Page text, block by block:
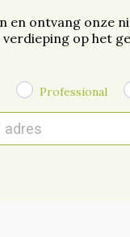
en ontvang onze
verdieping op het
Professional